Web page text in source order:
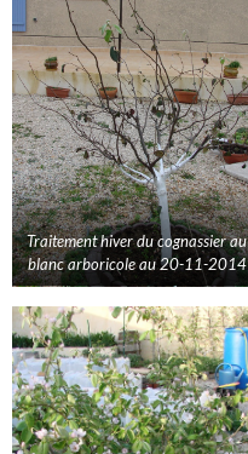
Traitement hiver du cognassier au
blanc arboricole au 20-11-2014